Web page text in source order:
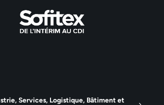
Services, Logistique, Bâtiment et